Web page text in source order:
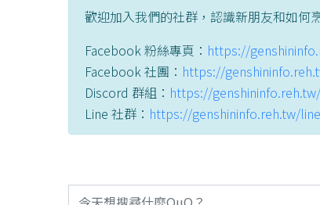
歡迎加入我們的社群，認識新朋友和如何
Facebook 粉絲專頁： https://
Facebook 社團： https://
Discord 群組： https://
Line 社群： https://genshininfo.reh.tw/line